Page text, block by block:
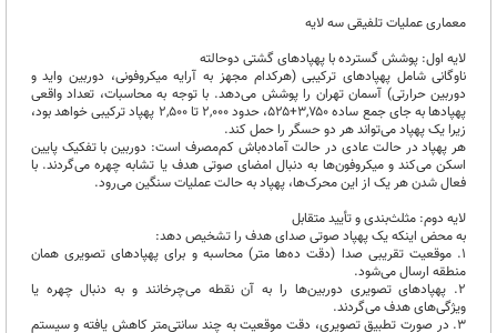
معماری عملیات تلفیقی سه لایه
لایه اول: پوشش گسترده با پهپادهای گشتی دوحالته
ناوگانی شامل پهپادهای ترکیبی (هرکدام مجهز به آرایه میکروفونی، دوربین واید و
دوربین حرارتی) آسمان تهران را پوشش می‌دهد. با توجه به محاسبات، تعداد واقعی
پهپادها به جای جمع ساده ۳,۷۵۰+۵۲۵، حدود ۲,۰۰۰ تا ۲,۵۰۰ پهپاد ترکیبی خواهد بود،
زیرا یک پهپاد می‌تواند هر دو حسگر را حمل کند.
هر پهپاد در حالت عادی در حالت آماده‌باش کم‌مصرف است: دوربین با تفکیک پایین
اسکن می‌کند و میکروفون‌ها به دنبال امضای صوتی هدف یا تشابه چهره می‌گردند. با
فعال شدن هر یک از این محرک‌ها، پهپاد به حالت عملیات سنگین می‌رود.
لایه دوم: مثلث‌بندی و تأیید متقابل
به محض اینکه یک پهپاد صوتی صدای هدف را تشخیص دهد:
۱. موقعیت تقریبی صدا (دقت ده‌ها متر) محاسبه و برای پهپادهای تصویری همان
منطقه ارسال می‌شود.
۲. پهپادهای تصویری دوربین‌ها را به آن نقطه می‌چرخانند و به دنبال چهره یا
ویژگی‌های هدف می‌گردند.
۳. در صورت تطبیق تصویری، دقت موقعیت به چند سانتی‌متر کاهش یافته و سیستم